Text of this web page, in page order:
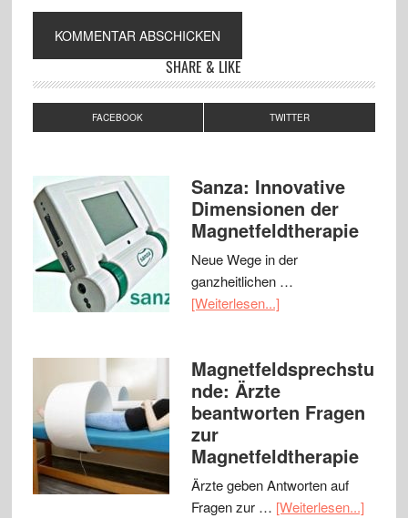
SHARE & LIKE
FACEBOOK TWITTER
Sanza: Innovative
Dimensionen der
Magnetfeldtherapie
Neue Wege in der
ganzheitlichen …
[Weiterlesen...]
Magnetfeldsprechstu
nde: Ärzte
beantworten Fragen
zur
Magnetfeldtherapie
Ärzte geben Antworten auf
Fragen zur … [Weiterlesen...]